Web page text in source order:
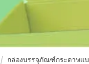
กล่องบรรจุภัณฑ์กระดาษแบ